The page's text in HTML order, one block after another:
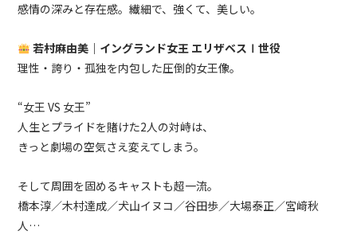
感情の深みと存在感。繊細で、強くて、美しい。
若村麻由美｜イングランド女王 エリザベスⅠ世役
理性・誇り・孤独を内包した圧倒的女王像。
“女王 VS 女王”
人生とプライドを賭けた2人の対峙は、
きっと劇場の空気さえ変えてしまう。
そして周囲を固めるキャストも超一流。
橋本淳／木村達成／犬山イヌコ／谷田歩／大場泰正／宮﨑秋
人…